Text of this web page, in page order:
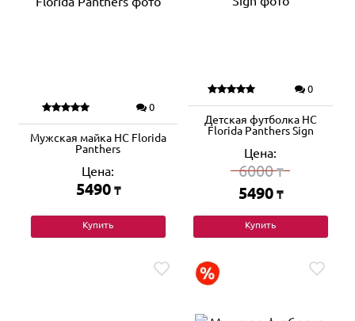
0
Мужская майка HC Florida
Panthers
Цена:
5490 ₸
Купить
0
Детская футболка HC
Florida Panthers Sign
Цена:
6000₸
5490 ₸
Купить